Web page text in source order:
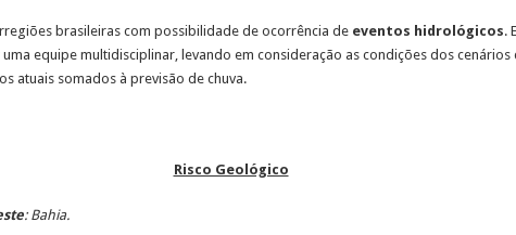
brasileiras com possibilidade de ocorrência de eventos hidrológicos.
equipe multidisciplinar, levando em consideração as condições dos cenários
atuais somados à previsão de chuva.
Risco Geológico
: Bahia.